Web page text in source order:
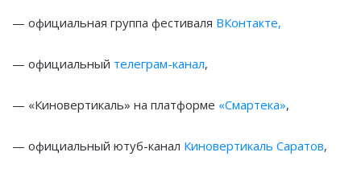
— официальная группа фестиваля ВКонтакте,
— официальный телеграм-канал,
— «Киновертикаль» на платформе «Смартека»,
— официальный ютуб-канал Киновертикаль Саратов,